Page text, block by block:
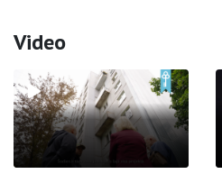
Video